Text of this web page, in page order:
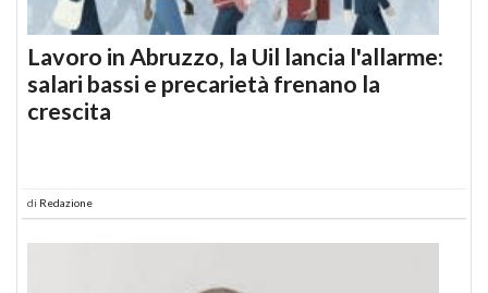
Lavoro in Abruzzo, la Uil lancia l'allarme:
salari bassi e precarietà frenano la
crescita
di Redazione